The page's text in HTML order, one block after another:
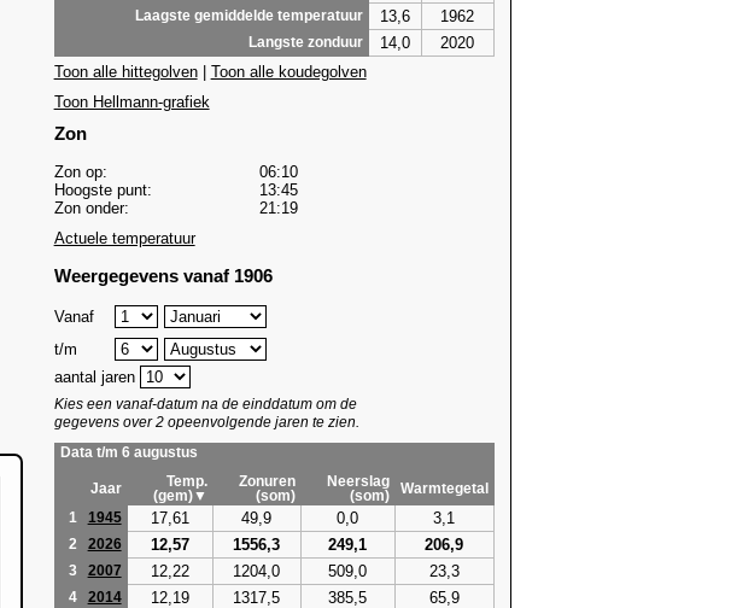
Laagste gemiddelde temperatuur 13,6 1962
Langste zonduur 14,0
2020
Toon alle hittegolven| Toon alle koudegolven
Toon Hellmann-grafiek
Zon
Zon op:
06:10
Hoogste punt:
13:45
Zon onder:
21:19
Actuele temperatuur
Weergegevens vanaf 1906
Vanaf
t/m
aantal jaren
Kies een vanaf-datum na de einddatum om de
gegevens over 2 opeenvolgende jaren te zien.
Data t/m 6 augustus
Jaar
Temp.
(gem)▼
Zonuren
(som)
Neerslag
(som)
Warmtegetal
1
1945 17,61 49,9 0,0 3,1
2 2026 12,57 1556,3 249,1 206,9
3 2007 12,22 1204,0 509,0 23,3
4 2014 12,19 1317,5 385,5 65,9